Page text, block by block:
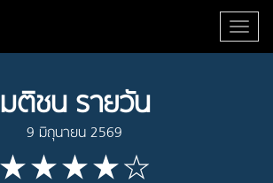
มติชน รายวัน
9 มิถุนายน 2569